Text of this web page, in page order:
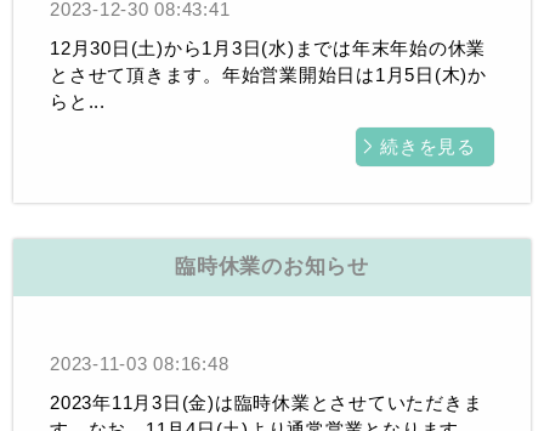
2023-12-30 08:43:41
12月30日(土)から1月3日(水)までは年末年始の休業
とさせて頂きます。年始営業開始日は1月5日(木)か
らと...
続きを見る
臨時休業のお知らせ
2023-11-03 08:16:48
2023年11月3日(金)は臨時休業とさせていただきま